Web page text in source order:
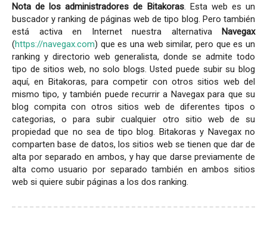
Nota de los administradores de Bitakoras. Esta web es un
buscador y ranking de páginas web de tipo blog. Pero también
está activa en Internet nuestra alternativa Navegax
(https://navegax.com) que es una web similar, pero que es un
ranking y directorio web generalista, donde se admite todo
tipo de sitios web, no solo blogs. Usted puede subir su blog
aquí, en Bitakoras, para competir con otros sitios web del
mismo tipo, y también puede recurrir a Navegax para que su
blog compita con otros sitios web de diferentes tipos o
categorias, o para subir cualquier otro sitio web de su
propiedad que no sea de tipo blog. Bitakoras y Navegax no
comparten base de datos, los sitios web se tienen que dar de
alta por separado en ambos, y hay que darse previamente de
alta como usuario por separado también en ambos sitios
web si quiere subir páginas a los dos ranking.